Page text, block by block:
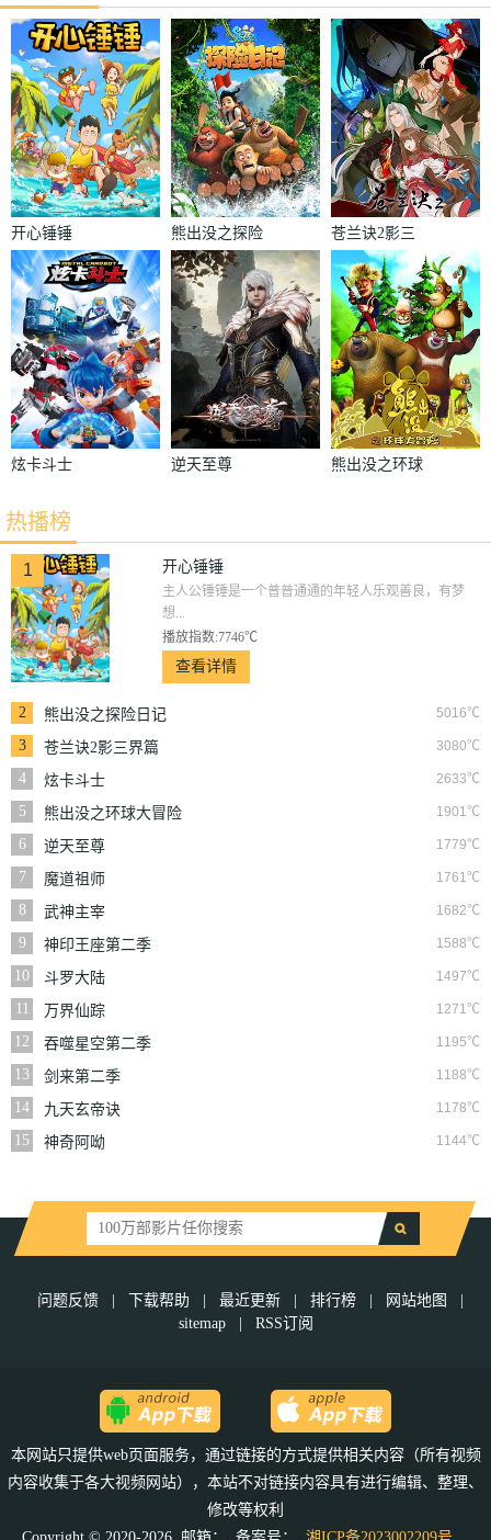
开心锤锤
熊出没之探险
日记
苍兰诀2影三
界篇
炫卡斗士 逆天至尊
熊出没之环球
热播榜
1 开心锤锤
主人公锤锤是一个普普通通的年轻人乐观善良，有梦
想...
播放指数:7746℃
查看详情
2 5016℃
熊出没之探险日记
3
3080℃
苍兰诀2影三界篇
4
2633℃
炫卡斗士
5
1901℃
熊出没之环球大冒险
6
1779℃
逆天至尊
7
1761℃
魔道祖师
8
1682℃
武神主宰
9
1588℃
神印王座第二季
10
1497℃
斗罗大陆
11
1271℃
万界仙踪
12
1195℃
吞噬星空第二季
13
1188℃
剑来第二季
14
1178℃
九天玄帝诀
15
1144℃
神奇阿呦
问题反馈 下载帮助 最近更新 排行榜 网站地图
sitemap
RSS订阅
本网站只提供web页面服务，通过链接的方式提供相关内容（所有视频
内容收集于各大视频网站），本站不对链接内容具有进行编辑、整理、
修改等权利